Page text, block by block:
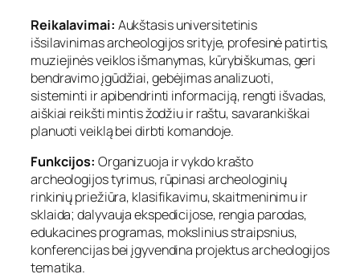
Reikalavimai: Aukštasis universitetinis
išsilavinimas archeologijos srityje, profesinė patirtis,
muziejinės veiklos išmanymas, kūrybiškumas, geri
bendravimo įgūdžiai, gebėjimas analizuoti,
sisteminti ir apibendrinti informaciją, rengti išvadas,
aiškiai reikšti mintis žodžiu ir raštu, savarankiškai
planuoti veiklą bei dirbti komandoje.
Funkcijos: Organizuoja ir vykdo krašto
archeologijos tyrimus, rūpinasi archeologinių
rinkinių priežiūra, klasifikavimu, skaitmeninimu ir
sklaida; dalyvauja ekspedicijose, rengia parodas,
edukacines programas, mokslinius straipsnius,
konferencijas bei įgyvendina projektus archeologijos
tematika.